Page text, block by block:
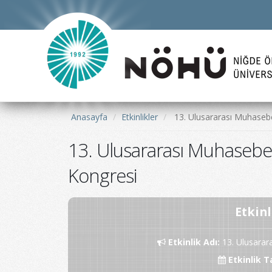
Anasayfa Etkinlikler 13. Ulusararası
13. Ulusararası
Kongresi
Etkinlik Adı: 13.
Etkinlik